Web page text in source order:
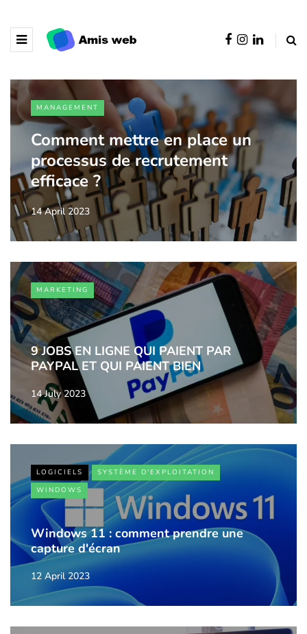
MANAGEMENT
Comment mettre en place un
processus de recrutement
efficace ?
14 April 2023
MARKETING
9 JOBS EN LIGNE QUI PAIENT PAR
PAYPAL ET QUI PAIENT BIEN
14 July 2023
LOGICIELS
SYSTÈME D'EXPLOITATION
WINDOWS
Windows 11 : comment prendre une
capture d'écran
12 April 2023